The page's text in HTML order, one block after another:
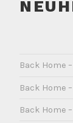
Back Home
Back Home
Back Home